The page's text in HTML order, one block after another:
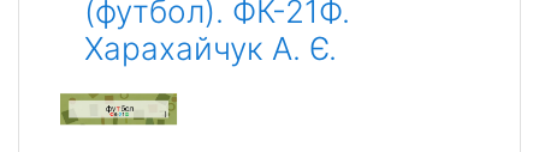
(футбол). ФК-21Ф.
Харахайчук А. Є.